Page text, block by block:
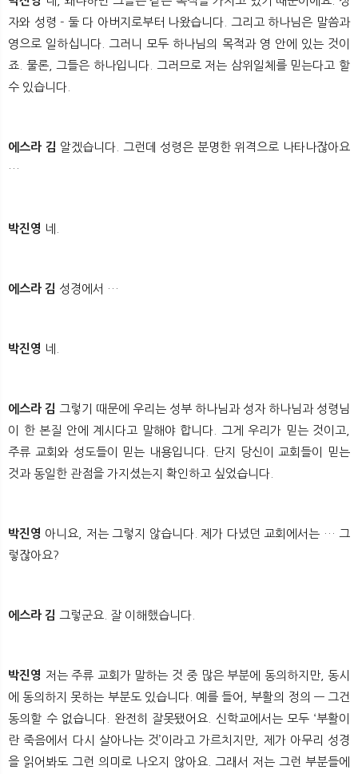
자와 성령 - 둘 다 아버지로부터 나왔습니다. 그리고 하나님은 말씀과
영으로 일하십니다. 그러니 모두 하나님의 목적과 영 안에 있는 것이
죠. 물론, 그들은 하나입니다. 그러므로 저는 삼위일체를 믿는다고 할
수 있습니다.
에스라 김 알겠습니다. 그런데 성령은 분명한 위격으로 나타나잖아요
…
박진영 네.
에스라 김 성경에서 …
박진영 네.
에스라 김 그렇기 때문에 우리는 성부 하나님과 성자 하나님과 성령님
이 한 본질 안에 계시다고 말해야 합니다. 그게 우리가 믿는 것이고,
주류 교회와 성도들이 믿는 내용입니다. 단지 당신이 교회들이 믿는
것과 동일한 관점을 가지셨는지 확인하고 싶었습니다.
박진영 아니요, 저는 그렇지 않습니다. 제가 다녔던 교회에서는 … 그
렇잖아요?
에스라 김 그렇군요. 잘 이해했습니다.
박진영 저는 주류 교회가 말하는 것 중 많은 부분에 동의하지만, 동시
에 동의하지 못하는 부분도 있습니다. 예를 들어, 부활의 정의 — 그건
동의할 수 없습니다. 완전히 잘못됐어요. 신학교에서는 모두 ‘부활이
란 죽음에서 다시 살아나는 것’이라고 가르치지만, 제가 아무리 성경
을 읽어봐도 그런 의미로 나오지 않아요. 그래서 저는 그런 부분들에